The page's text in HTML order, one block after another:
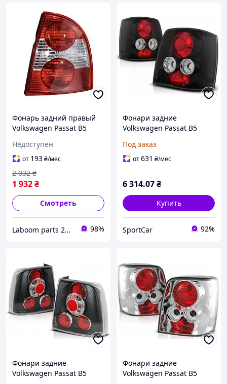
Фонарь задний правый
Volkswagen Passat B5
(FP 9539 F6-E)
Недоступен
от 193₴/мес
1 932₴
2 032 ₴
Смотреть
Laboom parts 24/7 98%
Фонари задние
Volkswagen Passat B5
Под заказ
от631 ₴/мес
6 314.07₴
Купить
SportCar 92%
Фонари задние
Volkswagen Passat B5
Фонари задние
Volkswagen Passat B5